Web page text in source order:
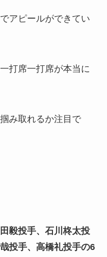
アピールができてい
打席一打席が本当に
み取れるか注目で
毅投手、石川柊太投
投手、高橋礼投手の6